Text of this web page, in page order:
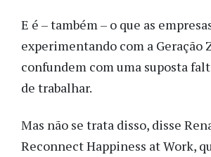
E é – também – o que as
experimentando com a Geração
confundem com uma suposta
de trabalhar.
Mas não se trata disso, disse
Reconnect Happiness at Work,